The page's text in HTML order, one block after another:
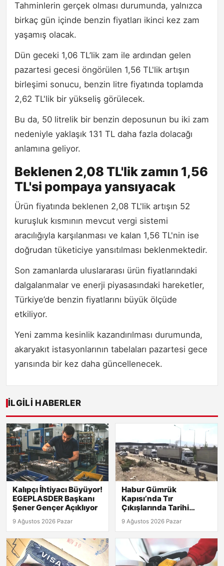
Tahminlerin gerçek olması durumunda, yalnızca
birkaç gün içinde benzin fiyatları ikinci kez zam
yaşamış olacak.
Dün geceki 1,06 TL’lik zam ile ardından gelen
pazartesi gecesi öngörülen 1,56 TL'lik artışın
birleşimi sonucu, benzin litre fiyatında toplamda
2,62 TL'lik bir yükseliş görülecek.
Bu da, 50 litrelik bir benzin deposunun bu iki zam
nedeniyle yaklaşık 131 TL daha fazla dolacağı
anlamına geliyor.
Beklenen 2,08 TL'lik zamın 1,56
TL'si pompaya yansıyacak
Ürün fiyatında beklenen 2,08 TL'lik artışın 52
kuruşluk kısmının mevcut vergi sistemi
aracılığıyla karşılanması ve kalan 1,56 TL'nin ise
doğrudan tüketiciye yansıtılması beklenmektedir.
Son zamanlarda uluslararası ürün fiyatlarındaki
dalgalanmalar ve enerji piyasasındaki hareketler,
Türkiye’de benzin fiyatlarını büyük ölçüde
etkiliyor.
Yeni zamma kesinlik kazandırılması durumunda,
akaryakıt istasyonlarının tabelaları pazartesi gece
yarısında bir kez daha güncellenecek.
İLGILI HABERLER
Kalıpçı İhtiyacı Büyüyor!
EGEPLASDER Başkanı
Şener Gençer Açıklıyor
9 Ağustos 2026 Pazar
Habur Gümrük
Kapısı’nda Tır
Çıkışlarında Tarihi
Verileri Açıklandı!
9 Ağustos 2026 Pazar